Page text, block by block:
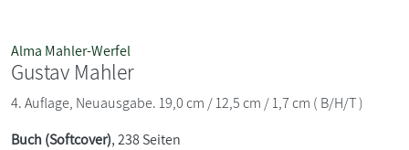
Alma Mahler-Werfel
Gustav Mahler
4. Auflage, Neuausgabe. 19,0 cm / 12,5 cm / 1,7 cm ( B/H/T )
Buch (Softcover), 238 Seiten